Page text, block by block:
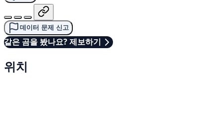
데이터 문제 신고
같은 곰을 봤나요? 제보하기
위치